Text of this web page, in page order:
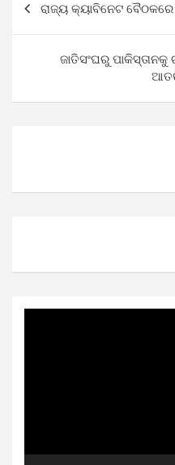
navigation
ରାଜ୍ୟ କ୍ୟାବିନେଟ
ଜାତିସଂଘରୁ ପାକିସ୍ତାନକୁ